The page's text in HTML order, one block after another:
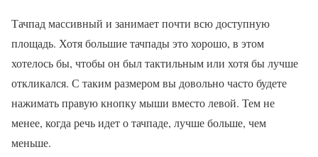
Тачпад массивный и занимает почти всю доступную
площадь. Хотя большие тачпады это хорошо, в этом
хотелось бы, чтобы он был тактильным или хотя бы лучше
откликался. С таким размером вы довольно часто будете
нажимать правую кнопку мыши вместо левой. Тем не
менее, когда речь идет о тачпаде, лучше больше, чем
меньше.